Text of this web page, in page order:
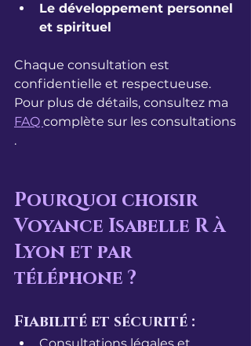
Le développement personnel
et spirituel
Chaque consultation est
confidentielle et respectueuse.
Pour plus de détails, consultez ma
FAQ complète sur les consultations
.
Pourquoi choisir
Voyance Isabelle R à
Lyon et par
téléphone ?
Fiabilité et sécurité :